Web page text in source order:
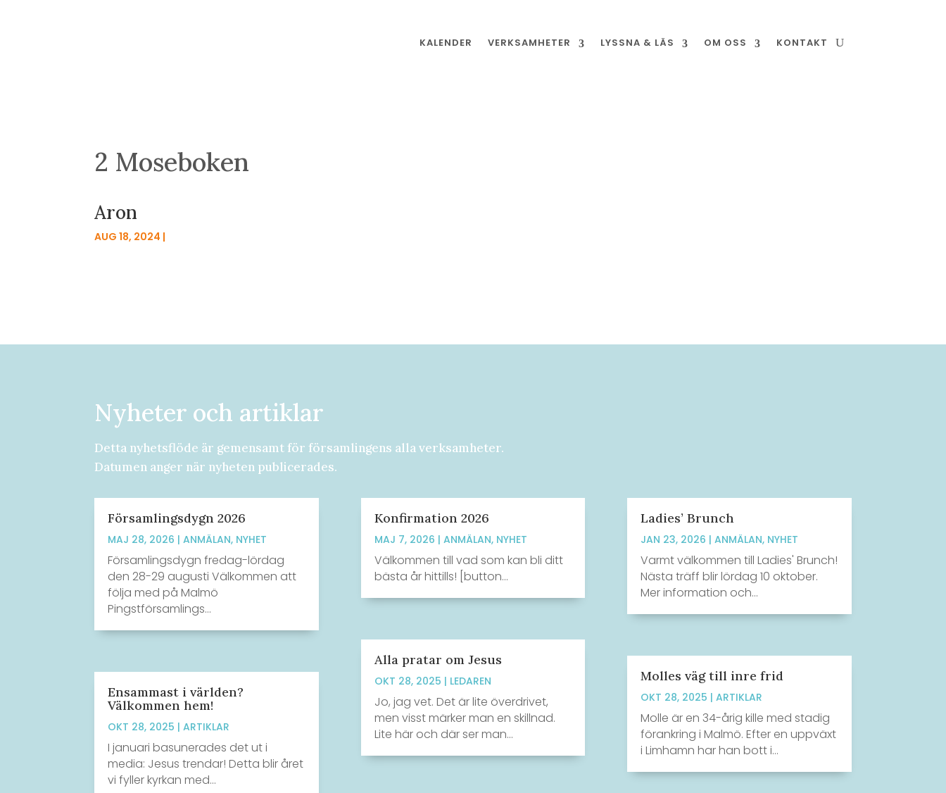
KALENDER VERKSAMHETER LYSSNA & LÄS OM OSS KONTAKT
2 Moseboken
Aron
AUG 18, 2024 |
Nyheter och artiklar
Detta nyhetsflöde är gemensamt för församlingens alla verksamheter.
Datumen anger när nyheten publicerades.
Församlingsdygn 2026
MAJ 28, 2026 |ANMÄLAN, NYHET
Församlingsdygn fredag-lördag
den 28-29 augusti Välkommen att
följa med på Malmö
Pingstförsamlings...
Ensammast i världen?
Välkommen hem!
OKT 28, 2025 |ARTIKLAR
I januari basunerades det ut i
media: Jesus trendar! Detta blir året
vi fyller kyrkan med...
Konfirmation 2026
MAJ 7, 2026 | ANMÄLAN, NYHET
Välkommen till vad som kan bli ditt
bästa år hittills! [button...
Alla pratar om Jesus
OKT 28, 2025 | LEDAREN
Jo, jag vet. Det är lite överdrivet,
men visst märker man en skillnad.
Lite här och där ser man...
Ladies’ Brunch
JAN 23, 2026 | ANMÄLAN, NYHET
Varmt välkommen till Ladies' Brunch!
Nästa träff blir lördag 10 oktober.
Mer information och...
Molles väg till inre frid
OKT 28, 2025 | ARTIKLAR
Molle är en 34-årig kille med stadig
förankring i Malmö. Efter en uppväxt
i Limhamn har han bott i...